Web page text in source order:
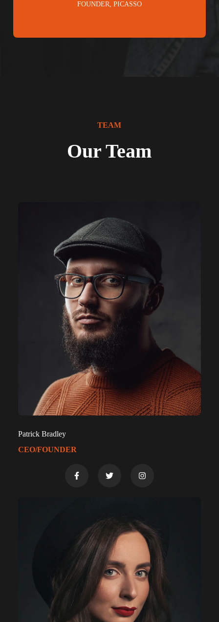
FOUNDER, PICASSO
TEAM
Our Team
Patrick Bradley
CEO/FOUNDER